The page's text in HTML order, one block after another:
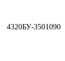
4320БУ-3501090